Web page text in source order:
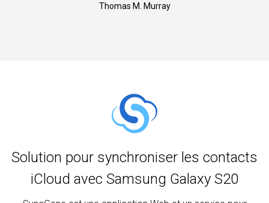
Thomas M. Murray
Solution pour synchroniser les contacts
iCloud avec Samsung Galaxy S20